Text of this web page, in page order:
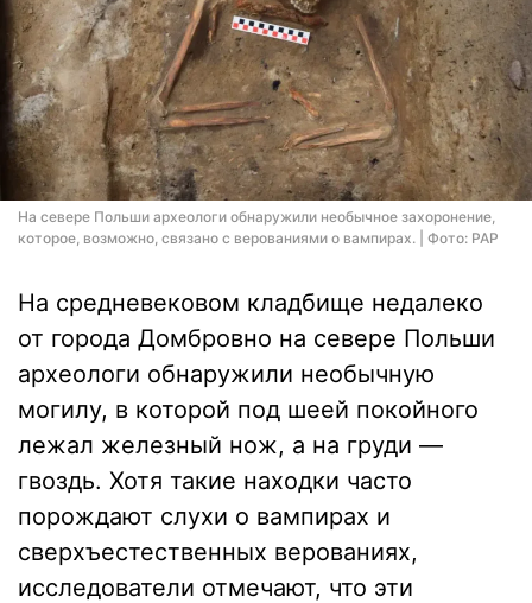
На севере Польши археологи обнаружили необычное захоронение,
которое, возможно, связано с верованиями о вампирах. | Фото: PAP
На средневековом кладбище недалеко
от города Домбровно на севере Польши
археологи обнаружили необычную
могилу, в которой под шеей покойного
лежал железный нож, а на груди —
гвоздь. Хотя такие находки часто
порождают слухи о вампирах и
сверхъестественных верованиях,
исследователи отмечают, что эти